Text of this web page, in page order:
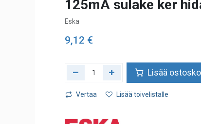
125mA sulake ker
Eska
9,12 €
Lisää
Vertaa Lisää toivelistalle